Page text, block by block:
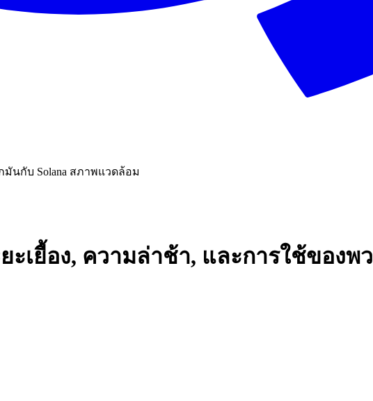
มันกับ Solana สภาพแวดล้อม
เยื้อง, ความล่าช้า, และการใช้ของพ